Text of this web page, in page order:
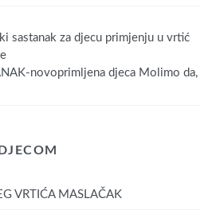
sastanak za djecu primjenju u vrtić
novoprimljena djeca Molimo da,
VRTIĆA MASLAČAK